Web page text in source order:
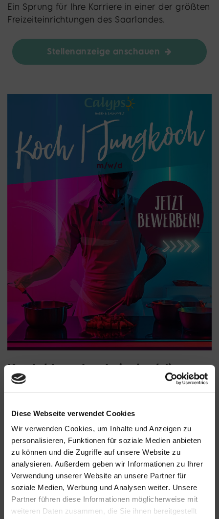
Diese Webseite verwendet Cookies
Wir verwenden Cookies, um Inhalte und Anzeigen zu
personalisieren, Funktionen für soziale Medien anbieten
zu können und die Zugriffe auf unsere Website zu
analysieren. Außerdem geben wir Informationen zu Ihrer
Verwendung unserer Website an unsere Partner für
soziale Medien, Werbung und Analysen weiter. Unsere
Partner führen diese Informationen möglicherweise mit
weiteren Daten zusammen, die Sie ihnen bereitgestellt
Ein Sprung für Ihre Karriere in einer der größten
Freizeiteinrichtungen des Saarlandes.
Stellenanzeige anschauen
Koch/Jungkoch (w/m/d)
Für unsere Bade- und Saunawelt suchen wir
Klassikern und guter Küche. Zwischen
Systemgastronomie und à la carte-Restaurant.
Ein abwechslungsreicher Job in der Küche mit
vielen Vorteilen.
Stellenanzeige anschauen